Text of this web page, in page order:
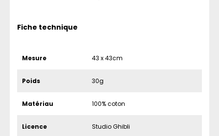
Fiche technique
Mesure 43 x 43cm
Poids 30g
Matériau 100% coton
Licence Studio Ghibli